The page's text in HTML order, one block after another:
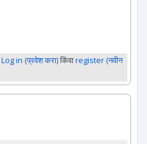
Log in (प्रवेश करा)किंवाregister (नवीन